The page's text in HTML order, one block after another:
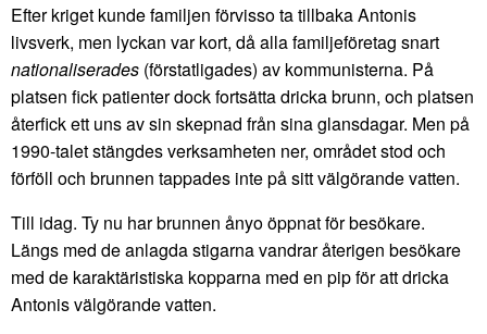
Efter kriget kunde familjen förvisso ta tillbaka Antonis
livsverk, men lyckan var kort, då alla familjeföretag snart
nationaliserades (förstatligades) av kommunisterna. På
platsen fick patienter dock fortsätta dricka brunn, och platsen
återfick ett uns av sin skepnad från sina glansdagar. Men på
1990-talet stängdes verksamheten ner, området stod och
förföll och brunnen tappades inte på sitt välgörande vatten.
Till idag. Ty nu har brunnen ånyo öppnat för besökare.
Längs med de anlagda stigarna vandrar återigen besökare
med de karaktäristiska kopparna med en pip för att dricka
Antonis välgörande vatten.